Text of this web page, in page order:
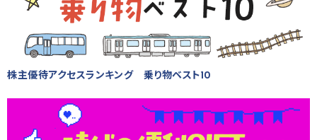
株主優待アクセスランキング 乗り物ベスト10